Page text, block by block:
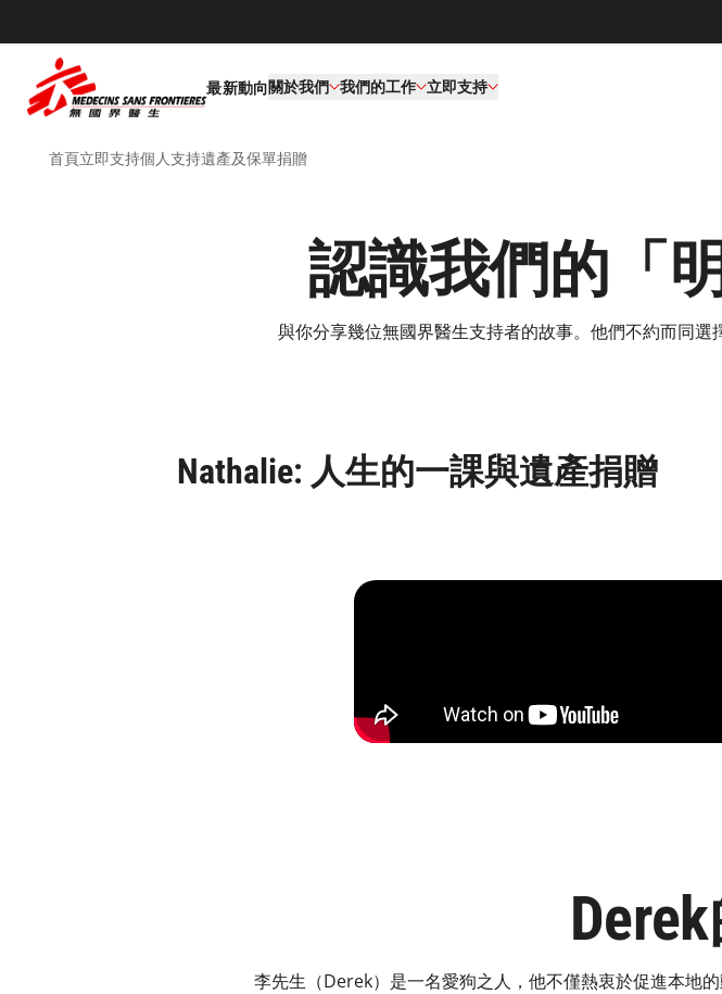
最新動向關於我們 我們的工作​ 立即支持
首頁立即支持個人支持​遺產及保單捐贈
認識我們的「
與你分享幾位無國界醫生支持者的故事。他們不約而同選
Nathalie: 人生的一課與遺產捐贈
李先生（Derek）是一名愛狗之人，他不僅熱衷於促進本地